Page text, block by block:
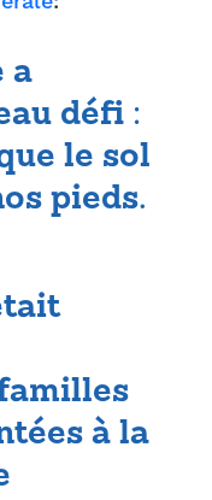
a
défi :
le sol
pieds.
à la